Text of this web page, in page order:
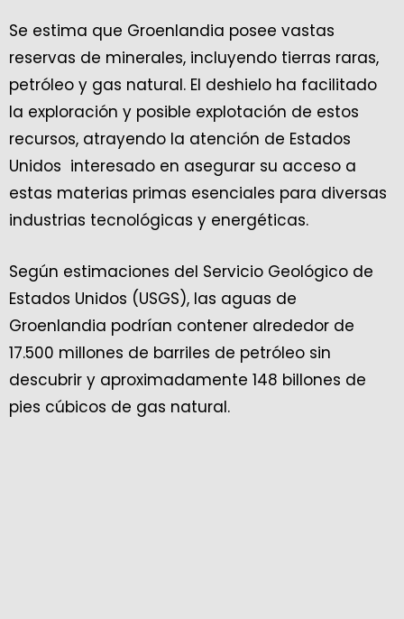
Se estima que Groenlandia posee vastas
reservas de minerales, incluyendo tierras raras,
petróleo y gas natural. El deshielo ha facilitado
la exploración y posible explotación de estos
recursos, atrayendo la atención de Estados
Unidos interesado en asegurar su acceso a
estas materias primas esenciales para diversas
industrias tecnológicas y energéticas.
Según estimaciones del Servicio Geológico de
Estados Unidos (USGS), las aguas de
Groenlandia podrían contener alrededor de
17.500 millones de barriles de petróleo sin
descubrir y aproximadamente 148 billones de
pies cúbicos de gas natural.